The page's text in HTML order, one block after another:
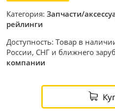
Категория:Запчасти/
рейлинги
Доступность: Товар в
России, СНГ и ближнего
компании